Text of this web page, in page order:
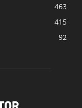
463
415
92